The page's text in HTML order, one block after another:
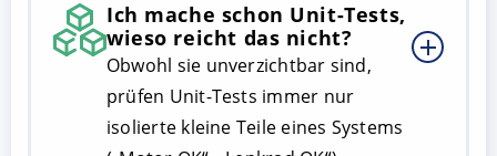
Ich mache schon Unit-Tests,
wieso reicht das nicht?
Obwohl sie unverzichtbar sind,
prüfen Unit-Tests immer nur
isolierte kleine Teile eines Systems